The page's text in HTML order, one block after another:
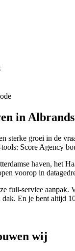
in
sterke groei in de
Score Agency
haven, het
voorop in
full-service aanpak.
En je bent altijd
wij